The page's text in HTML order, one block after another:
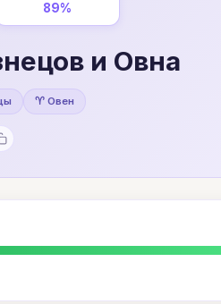
89%
и Овна
♈ Овен